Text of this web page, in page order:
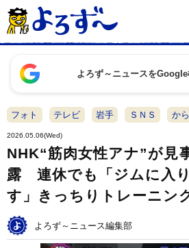
よろず～ニュースを
フォト テレビ 岩手 ＳＮＳ か
2026.05.06(Wed)
NHK“筋肉女性アナ”が見
露 連休でも「ジムに入
す」きっちりトレーニン
よろず～ニュース編集部